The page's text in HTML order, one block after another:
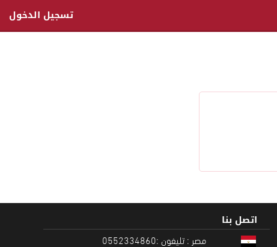
تسجيل الدخول
اتصل بنا
مصر : تليفون :0552334860